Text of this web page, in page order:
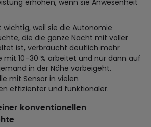
erhöhen, wenn sie Anwesenheit
wichtig, weil sie die Autonomie
die die ganze Nacht mit voller
ist, verbraucht deutlich mehr
mit 10–30 % arbeitet und nur dann auf
in der Nähe vorbeigeht.
mit Sensor in vielen
effizienter und funktionaler.
konventionellen